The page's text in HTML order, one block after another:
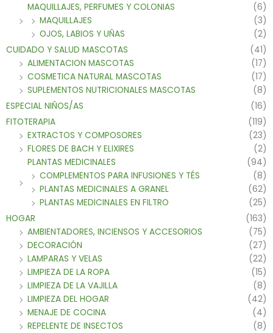
MAQUILLAJES, PERFUMES Y COLONIAS
(6)
MAQUILLAJES
(3)
OJOS, LABIOS Y UÑAS
(2)
CUIDADO Y SALUD MASCOTAS
(41)
ALIMENTACION MASCOTAS
(17)
COSMETICA NATURAL MASCOTAS
(17)
SUPLEMENTOS NUTRICIONALES MASCOTAS
(8)
ESPECIAL NIÑOS/AS
(16)
FITOTERAPIA
(119)
EXTRACTOS Y COMPOSORES
(23)
FLORES DE BACH Y ELIXIRES
(2)
PLANTAS MEDICINALES
(94)
COMPLEMENTOS PARA INFUSIONES Y TÉS
(8)
PLANTAS MEDICINALES A GRANEL
(62)
PLANTAS MEDICINALES EN FILTRO
(25)
HOGAR
(163)
AMBIENTADORES, INCIENSOS Y ACCESORIOS
(75)
DECORACIÓN
(27)
LAMPARAS Y VELAS
(22)
LIMPIEZA DE LA ROPA
(15)
LIMPIEZA DE LA VAJILLA
(8)
LIMPIEZA DEL HOGAR
(42)
MENAJE DE COCINA
(4)
REPELENTE DE INSECTOS
(8)